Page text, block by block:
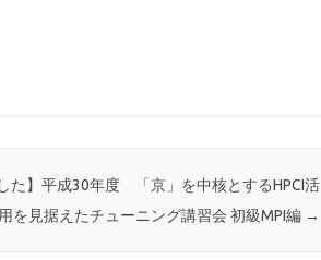
た】平成30年度 「京」を中核とするHPCI活
用を見据えたチューニング講習会 初級MPI編 →